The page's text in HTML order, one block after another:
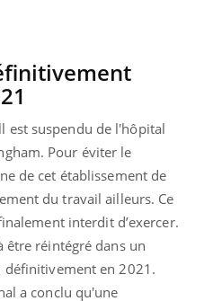
est suspendu de l'hôpital
Pour éviter le
de cet établissement de
du travail ailleurs. Ce
interdit d’exercer.
réintégré dans un
définitivement en 2021.
a conclu qu'une